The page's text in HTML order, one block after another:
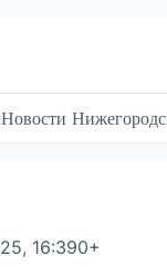
Новости
16:390+